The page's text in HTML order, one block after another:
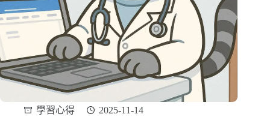
學習心得 2025-11-14